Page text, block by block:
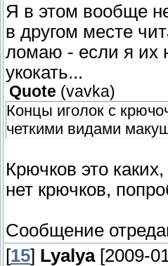
Я в этом вообще
в другом месте
ломаю - если я их
укокать...
Quote (vavka)
Концы иголок с
четкими видами
Крючков это
нет крючков,
Сообщение
[15] Lyalya[2009-